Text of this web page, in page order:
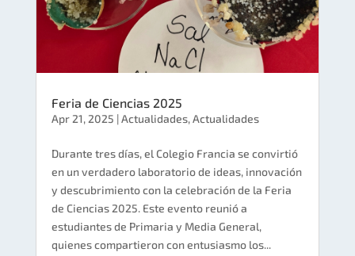
Feria de Ciencias 2025
Apr 21, 2025 |Actualidades,Actualidades
Durante tres días, el Colegio Francia se convirtió
en un verdadero laboratorio de ideas, innovación
y descubrimiento con la celebración de la Feria
de Ciencias 2025. Este evento reunió a
estudiantes de Primaria y Media General,
quienes compartieron con entusiasmo los...